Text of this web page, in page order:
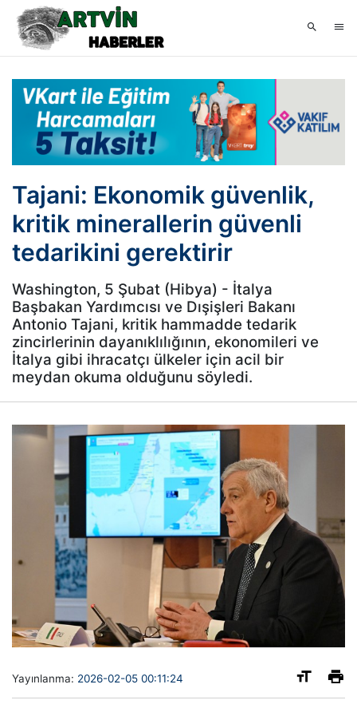
Tajani: Ekonomik güvenlik,
kritik minerallerin güvenli
tedarikini gerektirir
Washington, 5 Şubat (Hibya) - İtalya
Başbakan Yardımcısı ve Dışişleri Bakanı
Antonio Tajani, kritik hammadde tedarik
zincirlerinin dayanıklılığının, ekonomileri ve
İtalya gibi ihracatçı ülkeler için acil bir
meydan okuma olduğunu söyledi.
Yayınlanma: 2026-02-05 00:11:24